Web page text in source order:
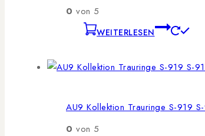
0 von 5
WEITERLESEN
AU9 Kollektion Trauringe S-919
0 von 5